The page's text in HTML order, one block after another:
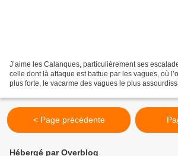
J’aime les Calanques, particulièrement ses
celle dont là attaque est battue par les vagues, où
plus forte, le vacarme des vagues le plus
< Page précédente
Hébergé par Overblog